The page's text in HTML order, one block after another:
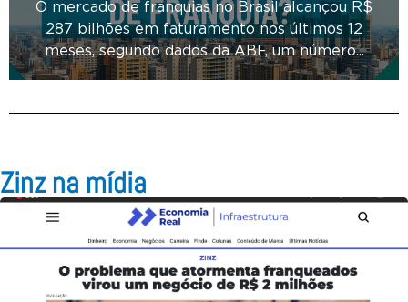
O mercado de franquias no Brasil alcançou R$
287 bilhões em faturamento nos últimos 12
meses, segundo dados da ABF, um número...
Zinz na mídia